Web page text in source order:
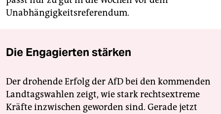
Unabhängigkeitsreferendum.
Die Engagierten stärken
Der drohende Erfolg der AfD bei den kommenden
Landtagswahlen zeigt, wie stark rechtsextreme
Kräfte inzwischen geworden sind. Gerade jetzt